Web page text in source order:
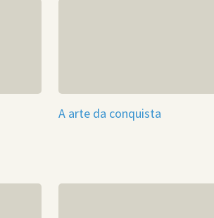
A arte da conquista